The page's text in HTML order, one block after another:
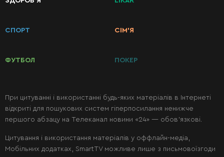
РЕЦЕПТІВ
Другі
СПОРТ
ФУТБОЛ
СІМ’Я
ПОКЕР
При цитуванні і використанні будь-яких матеріалів в Інтернеті
відкриті для пошукових систем гіперпосилання ненижче
першого абзацу на Телеканал новини «24» — обов’язкові.
Цитування і використання матеріалів у оффлайн-медіа,
Мобільних додатках, SmartTV можливе лише з письмовоїзгоди